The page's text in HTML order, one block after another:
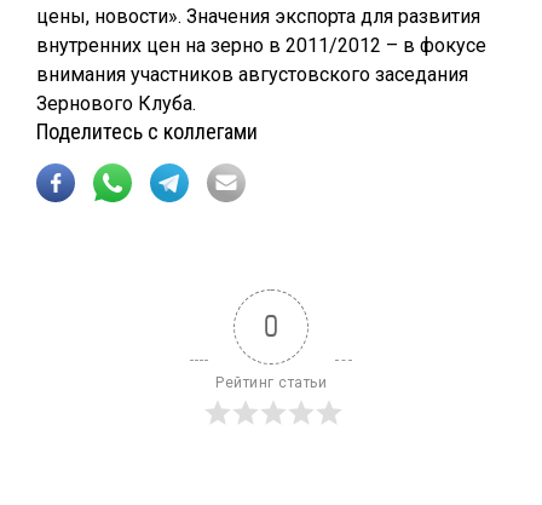
цены, новости». Значения экспорта для развития
внутренних цен на зерно в 2011/2012 – в фокусе
внимания участников августовского заседания
Зернового Клуба.
Поделитесь с коллегами
0
Рейтинг статьи